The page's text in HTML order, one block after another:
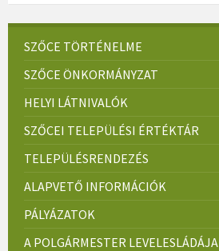
SZŐCE TÖRTÉNELME
SZŐCE ÖNKORMÁNYZAT
HELYI LÁTNIVALÓK
SZŐCEI TELEPÜLÉSI ÉRTÉKTÁR
TELEPÜLÉSRENDEZÉS
ALAPVETŐ INFORMÁCIÓK
PÁLYÁZATOK
A POLGÁRMESTER LEVELESLÁDÁJA